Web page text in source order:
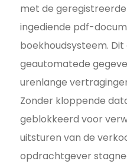
met de
ingediende pdf-
boekhoudsysteem.
geautomatede
urenlange
Zonder kloppende
geblokkeerd voor
uitsturen van de
opdrachtgever